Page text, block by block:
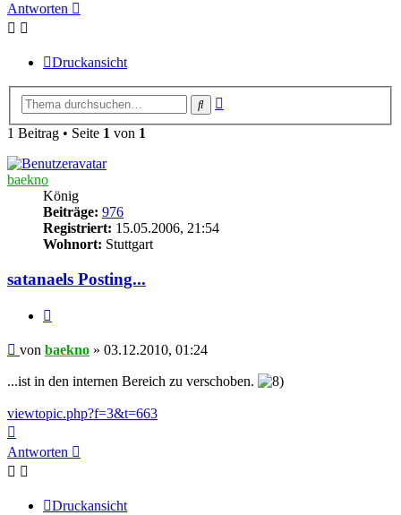
Antworten
Druckansicht
Suche
1 Beitrag • Seite 1 von 1
baekno
König
Beiträge: 976
Registriert: 15.05.2006, 21:54
Wohnort: Stuttgart
satanaels Posting...
Beitrag
von baekno » 03.12.2010, 01:24
...ist in den internen Bereich zu verschoben.
viewtopic.php?f=3&t=663
oben
Antworten
Druckansicht